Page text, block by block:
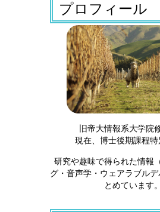
プロフィール
旧帝大情報系大学院
現在、博士後期課程特
研究や趣味で得られた情報
グ・音声学・ウェアラブル
とめています。